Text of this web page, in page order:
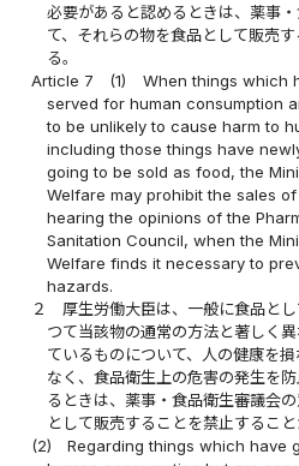
必要があると認めるときは、薬事
て、それらの物を食品として販売
る。
Article 7
(1)
When things which
served for human consumption
to be unlikely to cause harm to
including those things have
going to be sold as food, the
Welfare may prohibit the sales
hearing the opinions of the
Sanitation Council, when the
Welfare finds it necessary to
hazards.
２
厚生労働大臣は、一般に食品と
つて当該物の通常の方法と著しく
ているものについて、人の健康を
なく、食品衛生上の危害の発生を
るときは、薬事・食品衛生審議会
として販売することを禁止すること
(2)
Regarding things which have